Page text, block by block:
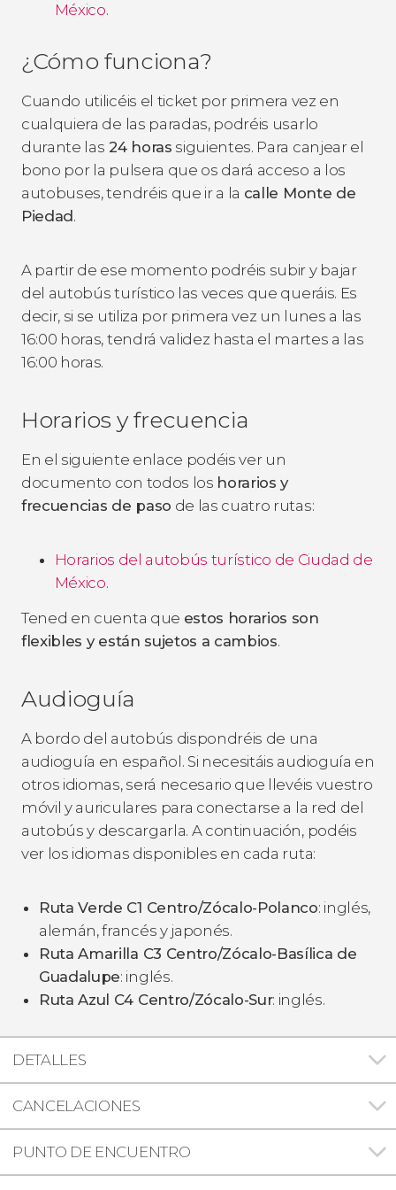
México.
¿Cómo funciona?
Cuando utilicéis el ticket por primera vez en
cualquiera de las paradas, podréis usarlo
durante las 24 horas siguientes. Para canjear el
bono por la pulsera que os dará acceso a los
autobuses, tendréis que ir a la calle Monte de
Piedad.
A partir de ese momento podréis subir y bajar
del autobús turístico las veces que queráis. Es
decir, si se utiliza por primera vez un lunes a las
16:00 horas, tendrá validez hasta el martes a las
16:00 horas.
Horarios y frecuencia
En el siguiente enlace podéis ver un
documento con todos los horarios y
frecuencias de paso de las cuatro rutas:
Horarios del autobús turístico de Ciudad de
México.
Tened en cuenta que estos horarios son
flexibles y están sujetos a cambios.
Audioguía
A bordo del autobús dispondréis de una
audioguía en español. Si necesitáis audioguía en
otros idiomas, será necesario que llevéis vuestro
móvil y auriculares para conectarse a la red del
autobús y descargarla. A continuación, podéis
ver los idiomas disponibles en cada ruta:
Ruta Verde C1 Centro/Zócalo-Polanco: inglés,
alemán, francés y japonés.
Ruta Amarilla C3 Centro/Zócalo-Basílica de
Guadalupe: inglés.
Ruta Azul C4 Centro/Zócalo-Sur: inglés.
DETALLES
CANCELACIONES
PUNTO DE ENCUENTRO